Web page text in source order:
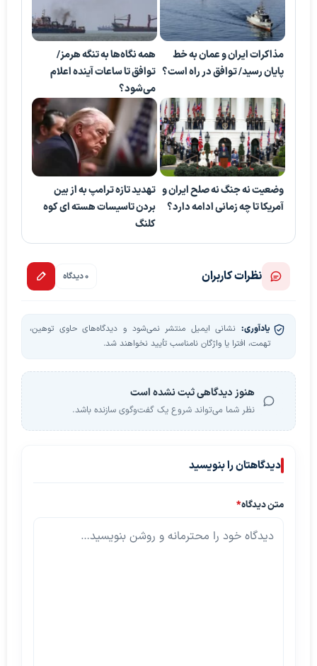
مذاکرات ایران و عمان به خط
پایان رسید/ توافق در راه است؟
همه نگاه‌ها به تنگه هرمز/
توافق تا ساعات آینده اعلام
می‌شود؟
وضعیت نه جنگ نه صلح ایران و
آمریکا تا چه زمانی ادامه دارد؟
تهدید تازه ترامپ به از بین
بردن تاسیسات هسته ای کوه
کلنگ
نظرات کاربران 0 دیدگاه
یادآوری: نشانی ایمیل منتشر نمی‌شود و دیدگاه‌های حاوی توهین،
تهمت، افترا یا واژگان نامناسب تأیید نخواهند شد.
هنوز دیدگاهی ثبت نشده است
نظر شما می‌تواند شروع یک گفت‌وگوی سازنده باشد.
دیدگاهتان را بنویسید
متن دیدگاه*